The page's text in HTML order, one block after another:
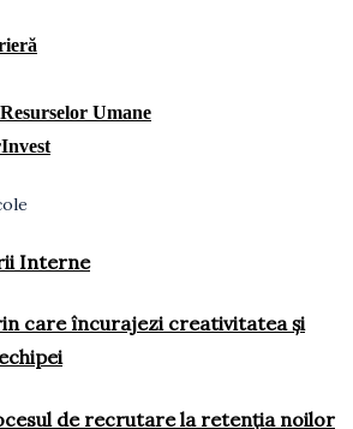
Umane
Interne
care încurajezi creativitatea și
de recrutare la retenția noilor